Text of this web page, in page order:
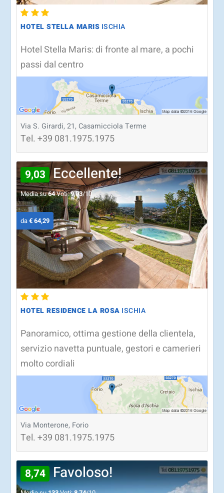
HOTEL STELLA MARIS ISCHIA
Hotel Stella Maris: di fronte al mare, a pochi
passi dal centro
Via S. Girardi, 21, Casamicciola Terme
Tel.+39 081.1975.1975
9,03 Eccellente!
Media su64Voti:9,03/10
da€ 64,29
HOTEL RESIDENCE LA ROSA ISCHIA
Panoramico, ottima gestione della clientela,
servizio navetta puntuale, gestori e camerieri
molto cordiali
Via Monterone, Forio
Tel.+39 081.1975.1975
8,74 Favoloso!